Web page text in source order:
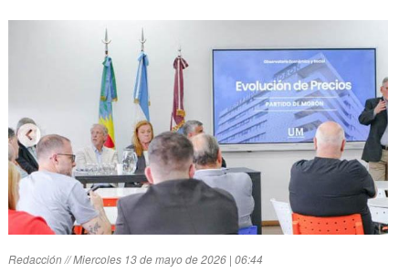
Redacción // Miercoles 13 de mayo de 2026 | 06:44